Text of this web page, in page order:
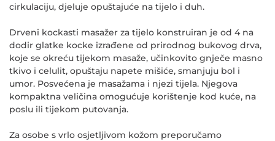
cirkulaciju, djeluje opuštajuće na tijelo i duh.
Drveni kockasti masažer za tijelo konstruiran je od 4 na
dodir glatke kocke izrađene od prirodnog bukovog drva,
koje se okreću tijekom masaže, učinkovito gnječe masno
tkivo i celulit, opuštaju napete mišiće, smanjuju bol i
umor. Posvećena je masažama i njezi tijela. Njegova
kompaktna veličina omogućuje korištenje kod kuće, na
poslu ili tijekom putovanja.
Za osobe s vrlo osjetljivom kožom preporučamo